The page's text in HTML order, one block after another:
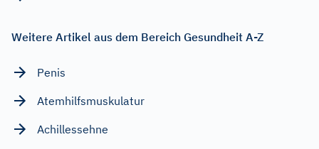
Weitere Artikel aus dem Bereich Gesundheit A-Z
Penis
Atemhilfsmuskulatur
Achillessehne